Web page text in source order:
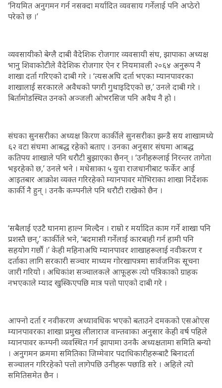
‘नियमित अनुगमन गर्न नसक्दा मर्यादित व्यवसाय गर्नेलाई पनि अप्ठेरो
परेको छ ।’
व्यवसायीको बेग्लै दाबी वैदेशिक रोजगार व्यवसायी संघ, झापाका अध्यक्ष
भानु शिवाकोटीले वैदेशिक रोजगार ऐन र नियमावली २०६४ अनुरूप नै
शाखा दर्ता गरिएको दाबी गरे । ‘त्यसअघि दर्ता भएका म्यानपावरका
शाखालाई सरकारले अवैधको पगरी गुथाइदिएको छ,’ उनले दाबी गरे ।
बिर्तामोडस्थित उनको अञ्जली ओभरसिज पनि अवैध नै हो ।
संघका सुनसरीका अध्यक्ष किरण कार्कीले सुनसरीका झन्डै सय शाखामध्ये
६२ वटा संघमा आबद्ध रहेको बताए । उनका अनुसार संघमा आबद्ध
कतिपय शाखाले पनि धरौटी बुझाएका छैनन् । ‘उनीहरूलाई निरन्तर तागेता
भइरहेको छ,’ उनले भने । मधेसाका ५ युवा राजधानीबाट फर्केर आई
आइतबार आक्रोश व्यक्त गरिरहेको म्यानपावर मोभिराका शाखा निर्देशक
कार्की नै हुन् । उनकै कम्पनीले पनि धरौटी राखेको छैन ।
‘सबैलाई एउटै घानमा हाल्न मिल्दैन । राम्रो र मर्यादित काम गर्ने शाखा पनि
प्रशस्तै छन्,’ कार्कीले भने, ‘बदमासी गर्नेलाई कारबाही गर्न हामी पनि
सहयोग गर्छौं ।’ केही महिनाअघि म्यानपावर शाखाहरूलाई नवीकरण र
दर्ताका लागि सरकारी सञ्चार माध्यम गोरखापत्रमा सार्वजनिक सूचना
जारी गरियो । अधिकांश सञ्चालकले आफूहरू त्यो पत्रिकाको ग्राहक
नभएकाले म्याद खुस्किएपछि मात्र पत्तो पाएको दाबी गरे ।
आफ्नो दर्ता र नवीकरण अध्यावधिक भएको बताउने दमकको एसओएस
म्यानपावरका शाखा प्रमुख लीलाराज वान्तवाका अनुसार केही वर्ष पहिले
म्यानपावर कम्पनी व्यवस्थित गर्न झापामा उनकै अध्यक्षतामा समिति बन्यो
। अनुगमन क्रममा समितिका जिम्मेवार पदाधिकारीहरूबाटै बिनादर्ता
सञ्चालन गरिरहेको पत्तो लागेपछि उनीहरू पछाडि सरे । अहिले त्यो
समितिसमेत छैन ।